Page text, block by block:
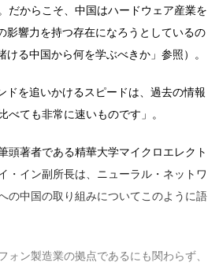
だからこそ、中国はハードウェア産業を
影響力を持つ存在になろうとしているの
ける中国から何を学ぶべきか」参照）。
ドを追いかけるスピードは、過去の情報
べても非常に速いものです」。
頭著者である精華大学マイクロエレクト
・イン副所長は、ニューラル・ネットワ
の中国の取り組みについてこのように語
ォン製造業の拠点であるにも関わらず、